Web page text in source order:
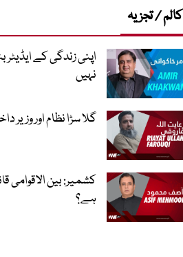
کالم / تجزیہ
اپنی زندگی کے ایڈیٹر
نہیں
گلا سڑا نظام اور وزیر
کشمیر: بین الاقوامی
ہے؟